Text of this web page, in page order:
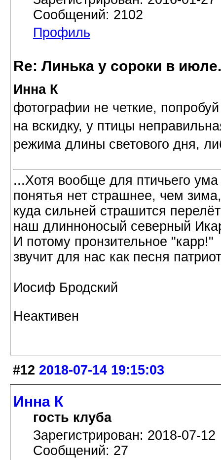
Сообщений: 2102
Профиль
Re: Линька у сороки в
Инна К
фотографии не четкие,
на вскидку, у птицы
режима длины светового дня,
...Хотя вообще для птичьего ума
понятья нет страшнее, чем зима,
куда сильней страшится
наш длинноносый северный
И потому пронзительное "карр!"
звучит для нас как песня
Иосиф Бродский
Неактивен
#12 2018-07-14 19:15:03
Инна К
гость клуба
Зарегистрирован: 2018-07-12
Сообщений: 27